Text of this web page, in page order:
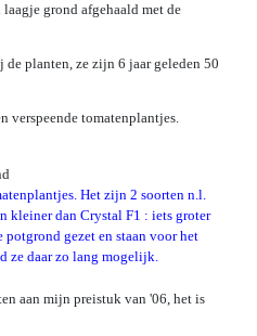
laagje grond afgehaald met de
de planten, ze zijn 6 jaar geleden 50
verspeende tomatenplantjes.
Het zijn 2 soorten n.l.
kleiner dan Crystal F1 : iets groter
potgrond gezet en staan voor het
ze daar zo lang mogelijk.
aan mijn preistuk van '06, het is